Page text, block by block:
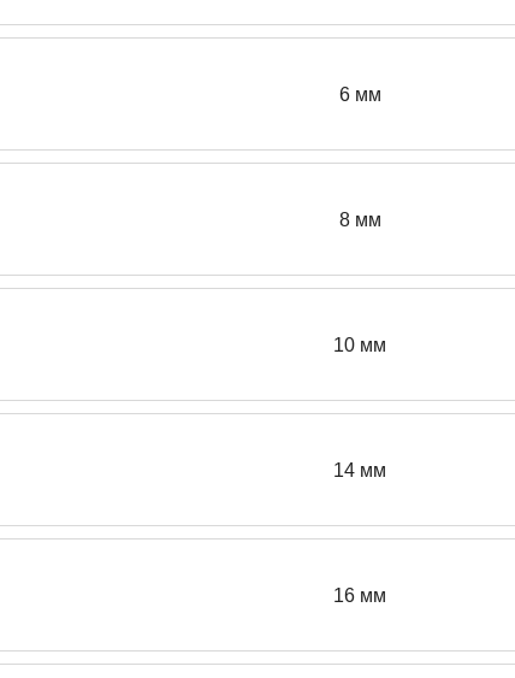
6 мм
8 мм
10 мм
14 мм
16 мм